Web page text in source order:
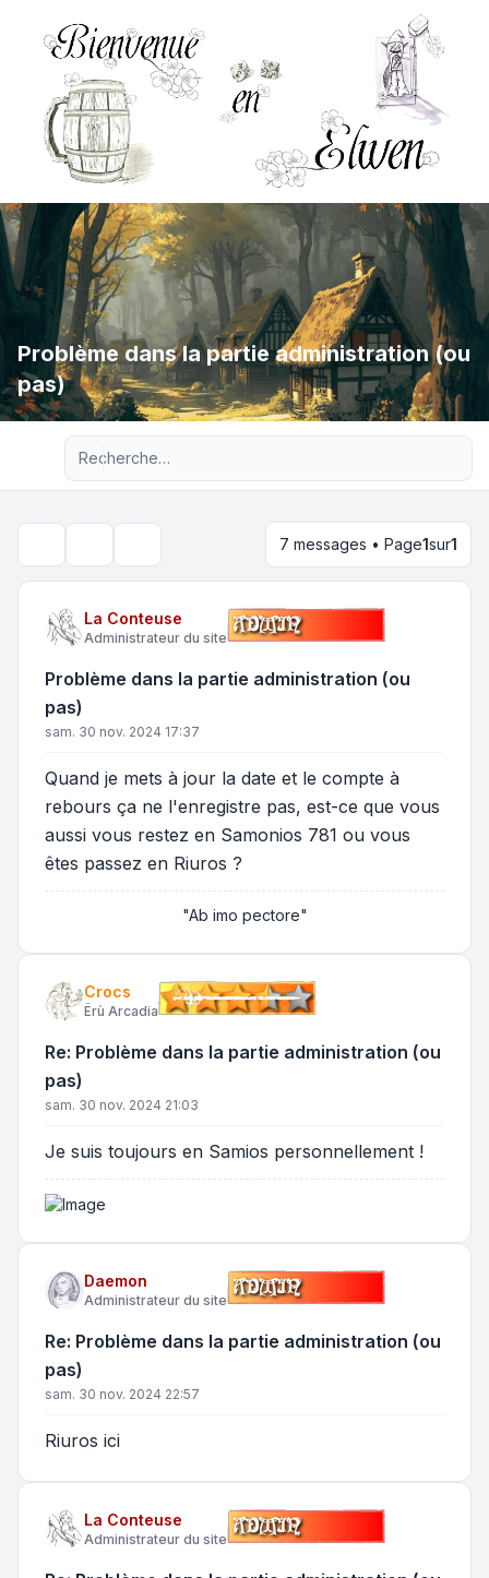
Problème dans la partie administration (ou
pas)
Recherche avancée
7 messages • Page1sur1
La Conteuse
Administrateur du site
Problème dans la partie administration (ou
pas)
sam. 30 nov. 2024 17:37
Quand je mets à jour la date et le compte à
rebours ça ne l'enregistre pas, est-ce que vous
aussi vous restez en Samonios 781 ou vous
êtes passez en Riuros ?
"Ab imo pectore"
Crocs
Ërù Arcadia
Re: Problème dans la partie administration (ou
pas)
sam. 30 nov. 2024 21:03
Je suis toujours en Samios personnellement !
Daemon
Administrateur du site
Re: Problème dans la partie administration (ou
pas)
sam. 30 nov. 2024 22:57
Riuros ici
La Conteuse
Administrateur du site